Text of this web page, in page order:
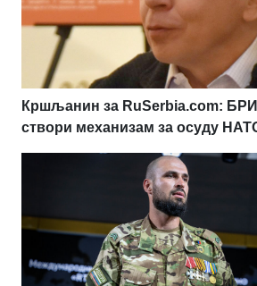
Кршљанин за RuSerbia.com:
створи механизам за осуду